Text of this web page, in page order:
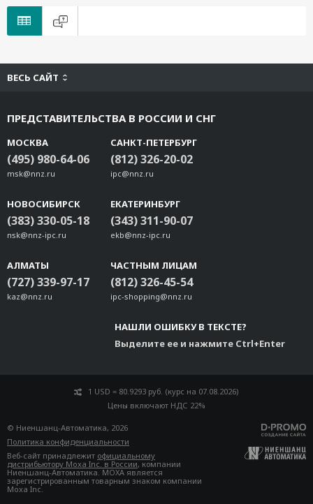
UC-8200-WLAN22-AC
UC-8100 LTE-CAT4-EU
V2406C-LTECat4-EU
V3200-LTECat4-GL
V3200-WLAN22-AC
V3200-WLAN22-AX
UC-4400A-LTE-CAT4-WW
V1200-LTECat4-GL
V1200-WLAN22-AX
V3400-LTECat4-GL
V3400-WLAN22-AC
V3400-WLAN22-AX
ВЕСЬ САЙТ
ПРЕДСТАВИТЕЛЬСТВА В РОССИИ И СНГ
МОСКВА
(495) 980-64-06
msk@nnz.ru
САНКТ-ПЕТЕРБУРГ
(812) 326-20-02
ipc@nnz.ru
НОВОСИБИРСК
(383) 330-05-18
nsk@nnz-ipc.ru
ЕКАТЕРИНБУРГ
(343) 311-90-07
ekb@nnz-ipc.ru
АЛМАТЫ
(727) 339-97-17
kaz@nnz.ru
ЧАСТНЫМ ЛИЦАМ
(812) 326-45-54
ipc-shopping@nnz.ru
НАШЛИ ОШИБКУ В ТЕКСТЕ?
Выделите ее и нажмите Ctrl+Enter
1 USD = 80.9293 руб. (курс на 07.08.2026)
Цены включают НДС 22%
© Ниеншанц-Автоматика, 2026
Политика конфиденциальности
Веб-сайт принадлежит официальному
дистрибьютору Moxa Inc. в России, компании
Ниеншанц-Автоматика. MOXA является
зарегистрированным товарным знаком компании
Moxa Inc.